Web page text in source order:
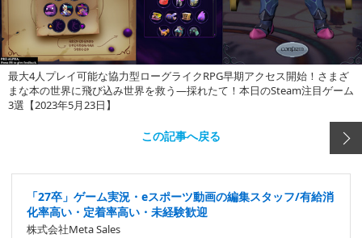
最大4人プレイ可能な協力型ローグライクRPG早期アクセス開始！さまざ
まな本の世界に飛び込み世界を救う―採れたて！本日のSteam注目ゲーム
3選【2023年5月23日】
この記事へ戻る
「27卒」ゲーム実況・eスポーツ動画の編集スタッフ/有給消
化率高い・定着率高い・未経験歓迎
株式会社Meta Sales